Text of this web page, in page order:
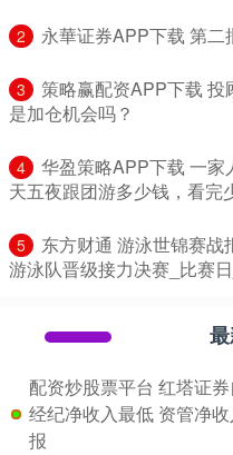
2 永華证券APP下载 第
3
策略赢配资APP下载 投
是加仓机会吗？
4
华盈策略APP下载 一
天五夜跟团游多少钱，看
5
东方财通 游泳世锦赛
游泳队晋级接力决赛_比赛
配资炒股票平台 红塔证
经纪净收入最低 资管净
报